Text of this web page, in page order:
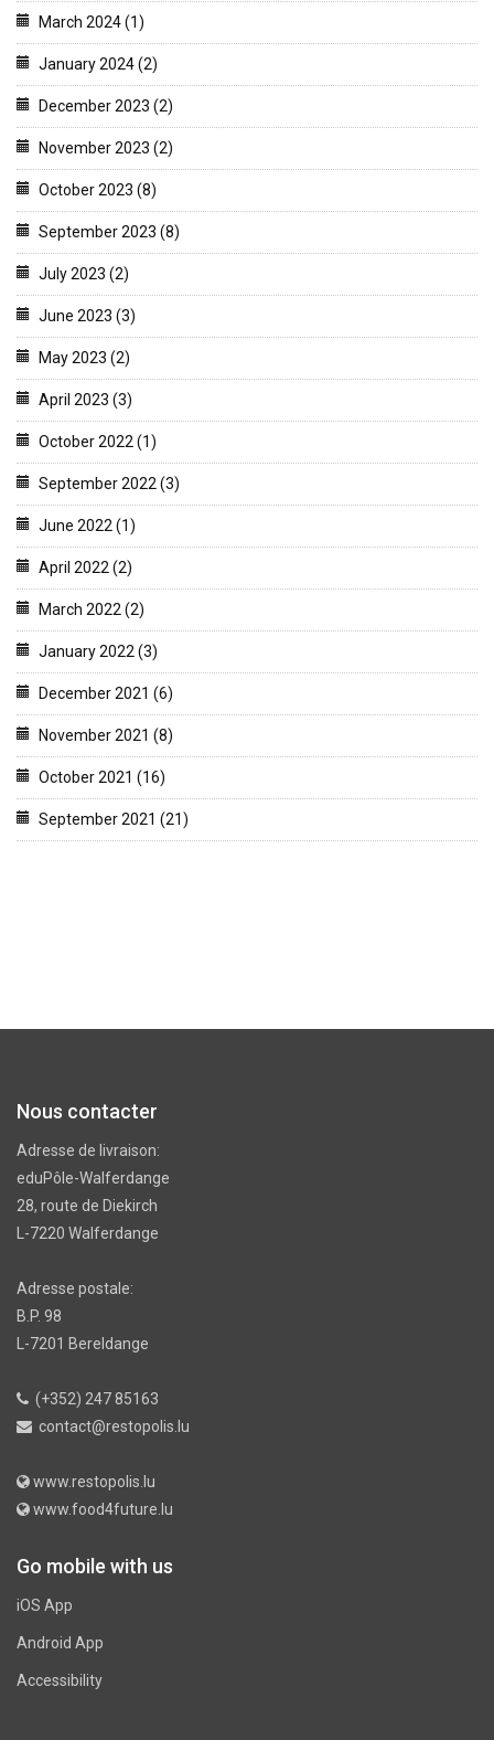
March 2024 (1)
January 2024 (2)
December 2023 (2)
November 2023 (2)
October 2023 (8)
September 2023 (8)
July 2023 (2)
June 2023 (3)
May 2023 (2)
April 2023 (3)
October 2022 (1)
September 2022 (3)
June 2022 (1)
April 2022 (2)
March 2022 (2)
January 2022 (3)
December 2021 (6)
November 2021 (8)
October 2021 (16)
September 2021 (21)
Nous contacter
Adresse de livraison:
eduPôle-Walferdange
28, route de Diekirch
L-7220 Walferdange
Adresse postale:
B.P. 98
L-7201 Bereldange
(+352) 247 85163
contact@restopolis.lu
www.restopolis.lu
www.food4future.lu
Go mobile with us
iOS App
Android App
Accessibility